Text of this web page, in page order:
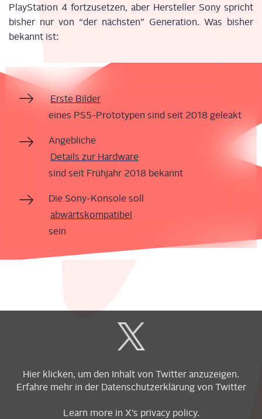
Play­Sta­ti­on 4 fort­zu­set­zen, aber Her­stel­ler Sony spricht
bis­her nur von “der nächs­ten” Gene­ra­ti­on. Was bis­her
bekannt ist:
Ers­te Bil­der
eines PS5-Pro­to­ty­pen sind seit 2018 geleakt
Angeb­li­che
Details zur Hard­ware
sind seit Früh­jahr 2018 bekannt
Die Sony-Kon­so­le soll
abwärts­kom­pa­ti­bel
sein
content
from
Hier kli­cken, um den Inhalt von Twit­ter anzuzeigen.
Erfah­re mehr in der Daten­schutz­er­klä­rungvon Twitter
Learn more in X’s pri­va­cy poli­cy.